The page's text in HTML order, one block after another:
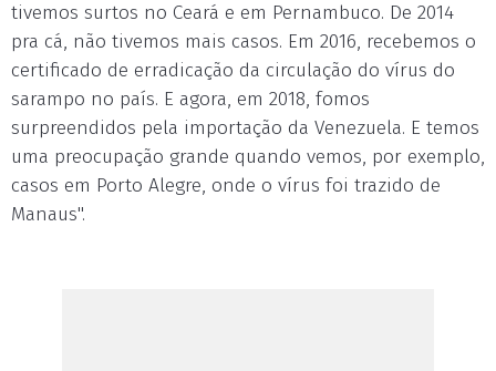
tivemos surtos no Ceará e em Pernambuco. De 2014
pra cá, não tivemos mais casos. Em 2016, recebemos o
certificado de erradicação da circulação do vírus do
sarampo no país. E agora, em 2018, fomos
surpreendidos pela importação da Venezuela. E temos
uma preocupação grande quando vemos, por exemplo,
casos em Porto Alegre, onde o vírus foi trazido de
Manaus".